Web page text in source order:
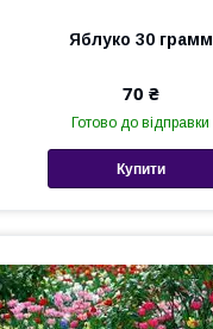
Яблуко 30 грамм
70 ₴
Готово до відправки
Купити